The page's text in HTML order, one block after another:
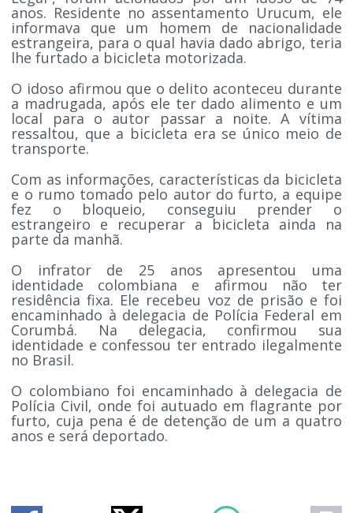
anos. Residente no assentamento Urucum, ele
informava que um homem de nacionalidade
estrangeira, para o qual havia dado abrigo, teria
lhe furtado a bicicleta motorizada.
O idoso afirmou que o delito aconteceu durante
a madrugada, após ele ter dado alimento e um
local para o autor passar a noite. A vítima
ressaltou, que a bicicleta era se único meio de
transporte.
Com as informações, características da bicicleta
e o rumo tomado pelo autor do furto, a equipe
fez o bloqueio, conseguiu prender o
estrangeiro e recuperar a bicicleta ainda na
parte da manhã.
O infrator de 25 anos apresentou uma
identidade colombiana e afirmou não ter
residência fixa. Ele recebeu voz de prisão e foi
encaminhado à delegacia de Polícia Federal em
Corumbá. Na delegacia, confirmou sua
identidade e confessou ter entrado ilegalmente
no Brasil.
O colombiano foi encaminhado à delegacia de
Polícia Civil, onde foi autuado em flagrante por
furto, cuja pena é de detenção de um a quatro
anos e será deportado.